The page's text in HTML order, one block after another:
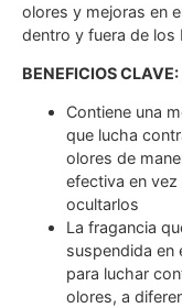
olores y mejoras en
dentro y fuera de los
BENEFICIOS CLAVE:
Contiene una
que lucha
olores de
efectiva en vez
ocultarlos
La fragancia
suspendida en
para luchar
olores, a